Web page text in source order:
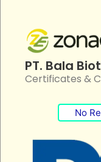
PT. Bala
Certificates &
No